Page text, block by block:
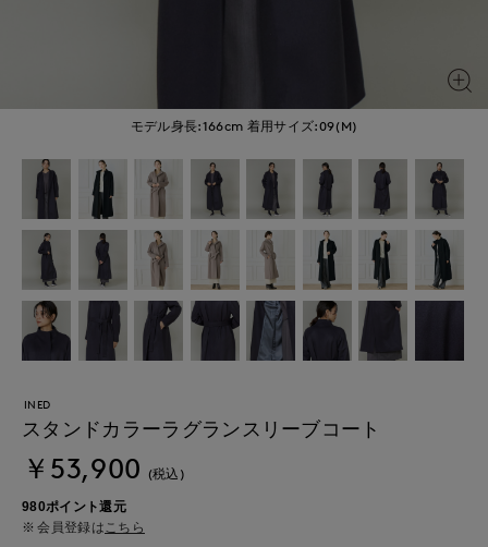
モデル身長:166cm 着用サイズ:09(M)
INED
スタンドカラーラグランスリーブコート
￥53,900 (税込)
980ポイント還元
会員登録は こちら